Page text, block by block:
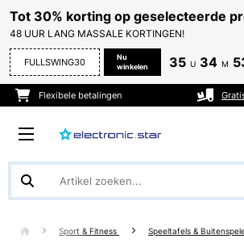
Tot 30% korting op geselecteerde
48 UUR LANG MASSALE KORTINGEN!
FULLSWING30
Nu
winkelen
35 U 34 M
Flexibele betalingen
Sport & Fitness Speeltafels &